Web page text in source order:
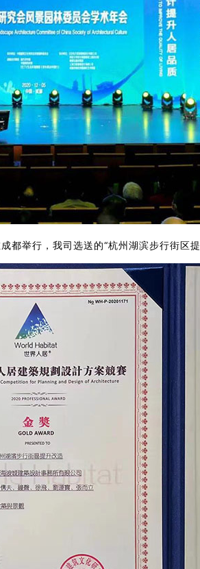
举行，我司选送的“杭州湖滨步行街区提